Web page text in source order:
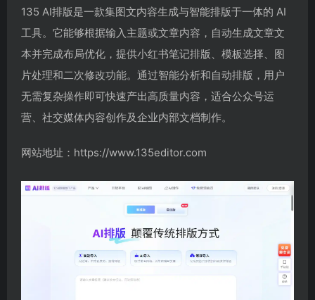
135 AI排版是一款集图文内容生成与智能排版于一体的 AI
工具。它能够根据输入主题或文章内容，自动生成文章文
本并完成布局优化，提供小红书笔记排版、模板选择、图
片处理和二次修改功能。通过智能分析和自动排版，用户
无需复杂操作即可快速产出高质量内容，适合公众号运
营、社交媒体内容创作及企业内部文档制作。
网站地址：https://www.135editor.com